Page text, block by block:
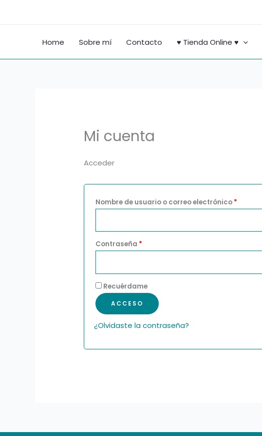
Home
Sobre mí Contacto ♥ Tienda Online ♥
Mi cuenta
Acceder
Nombre de usuario o correo electrónico *
Contraseña *
Recuérdame
ACCESO
¿Olvidaste la contraseña?